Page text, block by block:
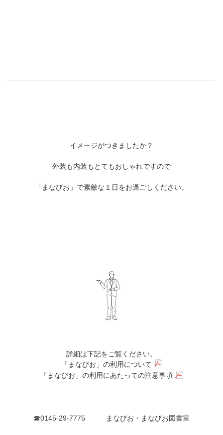
イメージがつきましたか？
外装も内装もとてもおしゃれですので
「まなびお」で素敵な１日をお過ごしください。
詳細は下記をご覧ください。
「まなびお」の利用について
「まなびお」の利用にあたっての注意事項
☎0145-29-7775 まなびお・まなびお図書室